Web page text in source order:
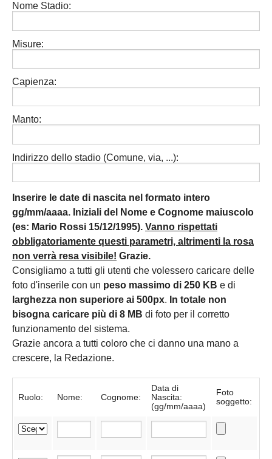
Nome Stadio:
Misure:
Capienza:
Manto:
Indirizzo dello stadio (Comune, via, ...):
Inserire le date di nascita nel formato intero
gg/mm/aaaa. Iniziali del Nome e Cognome maiuscolo
(es: Mario Rossi 15/12/1995). Vanno rispettati
obbligatoriamente questi parametri, altrimenti la rosa
non verrà resa visibile! Grazie.
Consigliamo a tutti gli utenti che volessero caricare delle
foto d'inserile con un peso massimo di 250 KB e di
larghezza non superiore ai 500px. In totale non
bisogna caricare più di 8 MB di foto per il corretto
funzionamento del sistema.
Grazie ancora a tutti coloro che ci danno una mano a
crescere, la Redazione.
Ruolo: Nome: Cognome:
Data di
Nascita:
(gg/mm/aaaa)
Foto
soggetto: